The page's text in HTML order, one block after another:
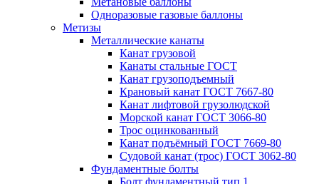
Одноразовые газовые баллоны
Метизы
Металлические канаты
Канат грузовой
Канаты стальные ГОСТ
Канат грузоподъемный
Крановый канат ГОСТ 7667-80
Канат лифтовой грузолюдской
Морской канат ГОСТ 3066-80
Трос оцинкованный
Канат подъёмный ГОСТ 7669-80
Судовой канат (трос) ГОСТ 3062-80
Фундаментные болты
Болт фундаментный тип 1